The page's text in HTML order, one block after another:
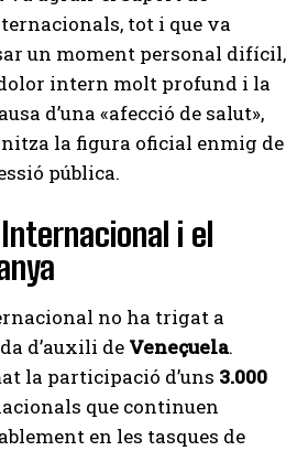
tot i que va
un moment personal difícil,
intern molt profund i la
d’una «afecció de salut»,
la figura oficial enmig de
pública.
i el
no ha trigat a
d’auxili de Veneçuela.
la participació d’uns 3.000
que continuen
en les tasques de